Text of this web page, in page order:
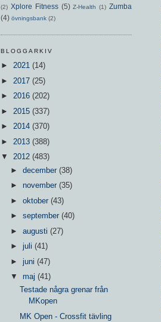
(2) Xplore Fitness (5) Z-Health (1) Zumba
(4) övningsbank (2)
BLOGGARKIV
► 2021 (14)
► 2017 (25)
► 2016 (202)
► 2015 (337)
► 2014 (370)
► 2013 (388)
▼ 2012 (483)
► december (38)
► november (35)
► oktober (43)
► september (40)
► augusti (27)
► juli (41)
► juni (47)
▼ maj (41)
Testade några grenar från
MKopen
MK Open - Crossfit tävling